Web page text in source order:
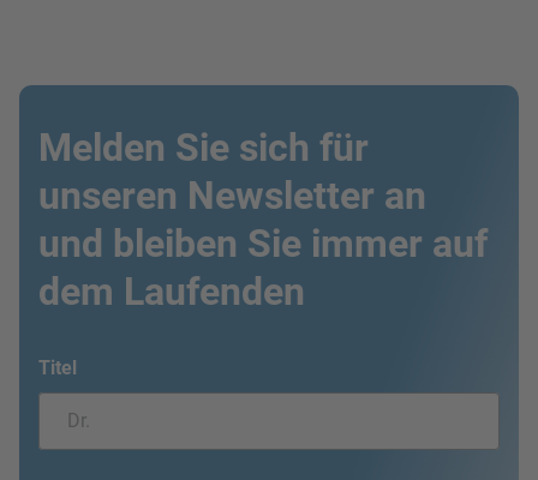
Melden Sie sich für
unseren Newsletter an
und bleiben Sie immer auf
dem Laufenden
Titel